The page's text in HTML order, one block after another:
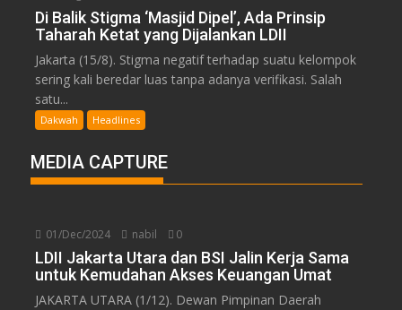
Di Balik Stigma ‘Masjid Dipel’, Ada Prinsip
Taharah Ketat yang Dijalankan LDII
Jakarta (15/8). Stigma negatif terhadap suatu kelompok
sering kali beredar luas tanpa adanya verifikasi. Salah
satu...
Dakwah Headlines
MEDIA CAPTURE
01/Dec/2024 nabil 0
LDII Jakarta Utara dan BSI Jalin Kerja Sama
untuk Kemudahan Akses Keuangan Umat
JAKARTA UTARA (1/12). Dewan Pimpinan Daerah